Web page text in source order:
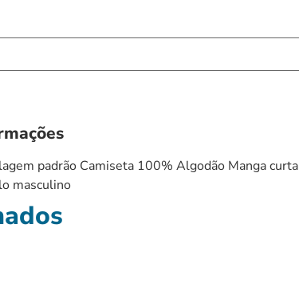
padrão Camiseta 100% Algodão Manga
masculino